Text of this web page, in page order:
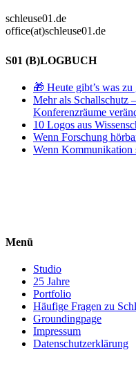
schleuse01.de
office(at)schleuse01.de
S01 (B)LOGBUCH
🎁 Heute gibt’s was
Mehr als Schallschutz
Konferenzräume
10 Logos aus
Wenn Forschung
Wenn Kommunikation
Menü
Studio
25 Jahre
Portfolio
Häufige Fragen zu
Groundingpage
Impressum
Datenschutzerklärung